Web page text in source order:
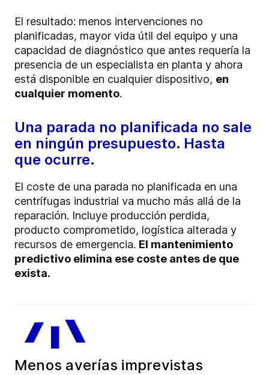
El resultado: menos intervenciones no
planificadas, mayor vida útil del equipo y una
capacidad de diagnóstico que antes requería la
presencia de un especialista en planta y ahora
está disponible en cualquier dispositivo, en
cualquier momento.
Una parada no planificada no sale
en ningún presupuesto. Hasta
que ocurre.
El coste de una parada no planificada en una
centrífugas industrial va mucho más allá de la
reparación. Incluye producción perdida,
producto comprometido, logística alterada y
recursos de emergencia. El mantenimiento
predictivo elimina ese coste antes de que
exista.
Menos averías imprevistas